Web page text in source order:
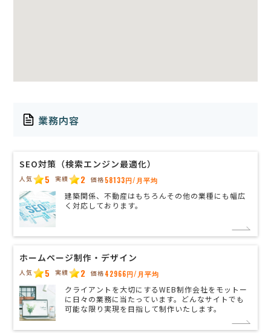
業務内容
SEO対策（検索エンジン最適化）
人気 5 実績 2 価格 58133円/月平均
建築関係、不動産はもちろんその他の業種にも幅広
く対応しております。
ホームページ制作・デザイン
人気 5 実績 2 価格 42966円/月平均
クライアントを大切にするWEB制作会社をモットー
に日々の業務に当たっています。どんなサイトでも
可能な限り実現を目指して制作いたします。